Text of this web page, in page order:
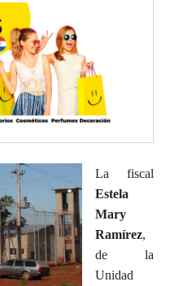
La fiscal
Estela
Mary
Ramírez,
de la
Unidad